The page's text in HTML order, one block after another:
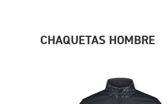
CHAQUETAS HOMBRE